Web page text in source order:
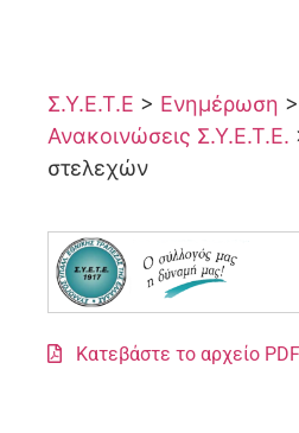
Σ.Υ.Ε.Τ.Ε > Ενημέρωση >
Ανακοινώσεις Σ.Υ.Ε.Τ.Ε.
στελεχών
Κατεβάστε το αρχείο PDF